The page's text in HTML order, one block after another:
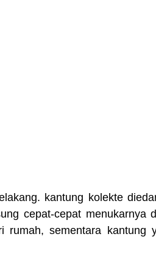
kantung kolekte
cepat-cepat menukarnya
rumah, sementara kantung